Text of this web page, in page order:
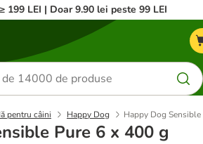
199 LEI | Doar 9.90 lei peste 99 LEI
pentru câini Happy Dog Happy Dog
Pure 6 x 400 g